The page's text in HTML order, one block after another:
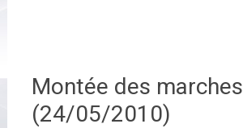
Montée des marches
(24/05/2010)